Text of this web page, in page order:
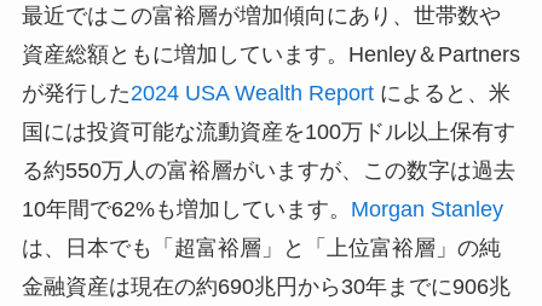
最近ではこの富裕層が増加傾向にあり、世帯数や
資産総額ともに増加しています。Henley＆Partners
が発行した2024 USA Wealth Report によると、米
国には投資可能な流動資産を100万ドル以上保有す
る約550万人の富裕層がいますが、この数字は過去
10年間で62%も増加しています。 Morgan Stanley
は、日本でも「超富裕層」と「上位富裕層」の純
金融資産は現在の約690兆円から30年までに906兆